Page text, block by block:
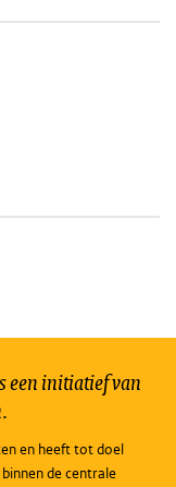
een initiatief van
en heeft tot doel
de centrale